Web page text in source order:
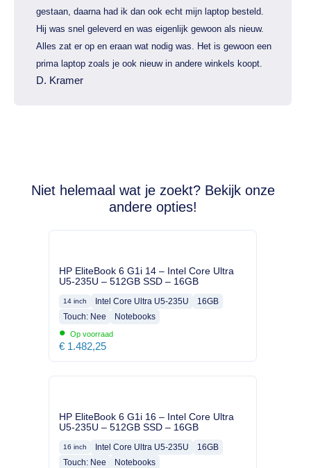
gestaan, daarna had ik dan ook echt mijn laptop besteld.
Hij was snel geleverd en was eigenlijk gewoon als nieuw.
Alles zat er op en eraan wat nodig was. Het is gewoon een
prima laptop zoals je ook nieuw in andere winkels koopt.
D. Kramer
Niet helemaal wat je zoekt? Bekijk onze
andere opties!
HP EliteBook 6 G1i 14 – Intel Core Ultra
U5-235U – 512GB SSD – 16GB
14 inch Intel Core Ultra U5-235U
16GB
Touch: Nee
Notebooks
• Op voorraad
€ 1.482,25
HP EliteBook 6 G1i 16 – Intel Core Ultra
U5-235U – 512GB SSD – 16GB
16 inch Intel Core Ultra U5-235U
16GB
Touch: Nee
Notebooks